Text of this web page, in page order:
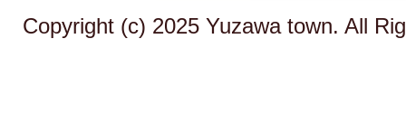
Copyright (c) 2025 Yuzawa town. All